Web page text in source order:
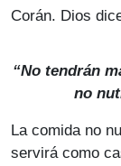
Corán. Dios
“No tendrán
no
La comida no
servirá como